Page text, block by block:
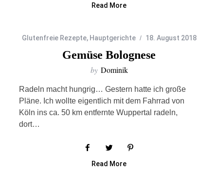
Read More
Glutenfreie Rezepte, Hauptgerichte 18. August 2018
Gemüse Bolognese
by Dominik
Radeln macht hungrig… Gestern hatte ich große
Pläne. Ich wollte eigentlich mit dem Fahrrad von
Köln ins ca. 50 km entfernte Wuppertal radeln,
dort…
Read More